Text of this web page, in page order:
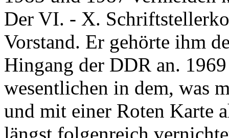
Der VI. - X.
Vorstand. Er gehörte ihm
Hingang der DDR an.
wesentlichen in dem, was
und mit einer Roten Karte
längst folgenreich